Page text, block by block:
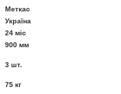
Меткас
Україна
24 міс
900 мм
3 шт.
75 кг